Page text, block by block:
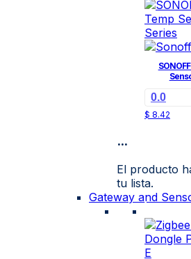
0.0
$ 8.42
...
El producto
tu lista.
Gateway and